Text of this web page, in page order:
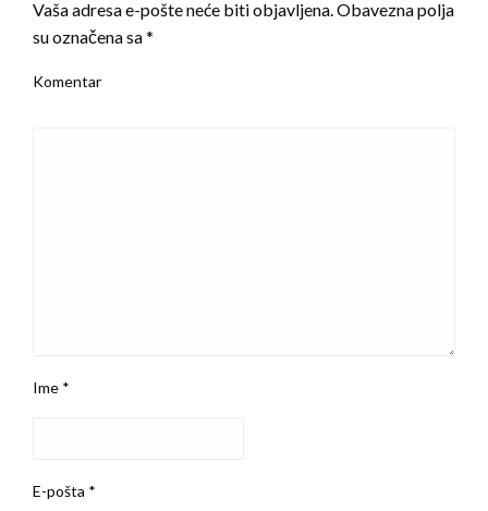
Vaša adresa e-pošte neće biti objavljena.Obavezna polja
su označena sa*
Komentar
Ime *
E-pošta *